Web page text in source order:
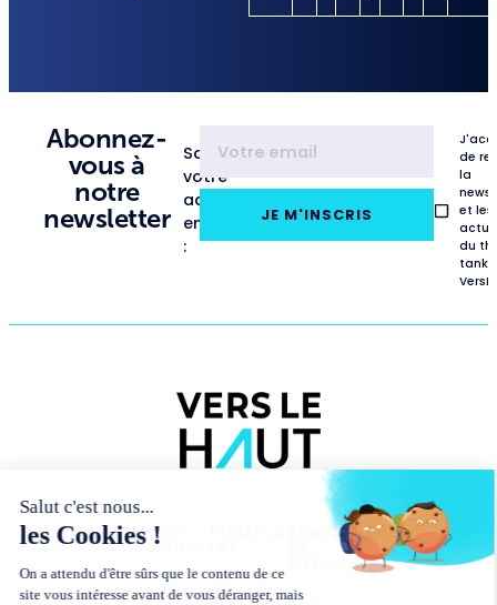
Abonnez-
vous à
notre
newsletter
Saisissez
votre
adresse
email
:
JE M'INSCRIS
de
la
et les
du
tank
NOUS
CONNAÎTRE
Présentation
PUBLICATIONS
Études
RENCONTRES
MÉDIAS